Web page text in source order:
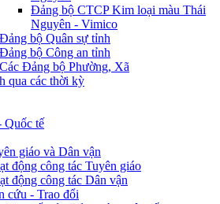
Đảng bộ CTCP Kim loại màu Thái
Nguyên - Vimico
Đảng bộ Quân sự tỉnh
Đảng bộ Công an tỉnh
Các Đảng bộ Phường, Xã
qua các thời kỳ
Quốc tế
giáo và Dân vận
động công tác Tuyên giáo
động công tác Dân vận
cứu - Trao đổi